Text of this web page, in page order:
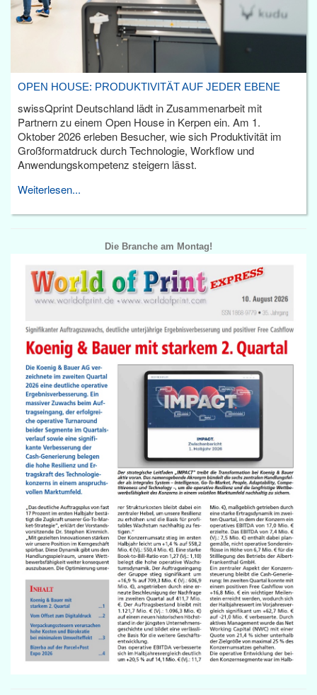
OPEN HOUSE: PRODUKTIVITÄT AUF JEDER EBENE
swissQprint Deutschland lädt in Zusammenarbeit mit
Partnern zu einem Open House in Kerpen ein. Am 1.
Oktober 2026 erleben Besucher, wie sich Produktivität im
Großformatdruck durch Technologie, Workflow und
Anwendungskompetenz steigern lässt.
Weiterlesen...
Die Branche am Montag!